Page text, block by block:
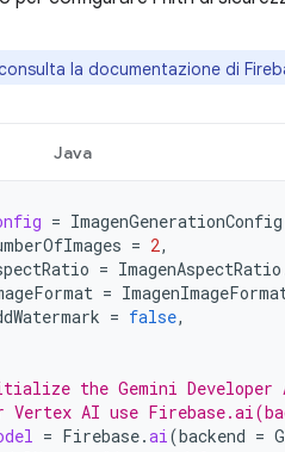
la documentazione di
Java
= ImagenGenerationConfig
= 2,
= ImagenAspectRatio
=
= false,
the Gemini Developer
AI use
= Firebase.ai(backend =